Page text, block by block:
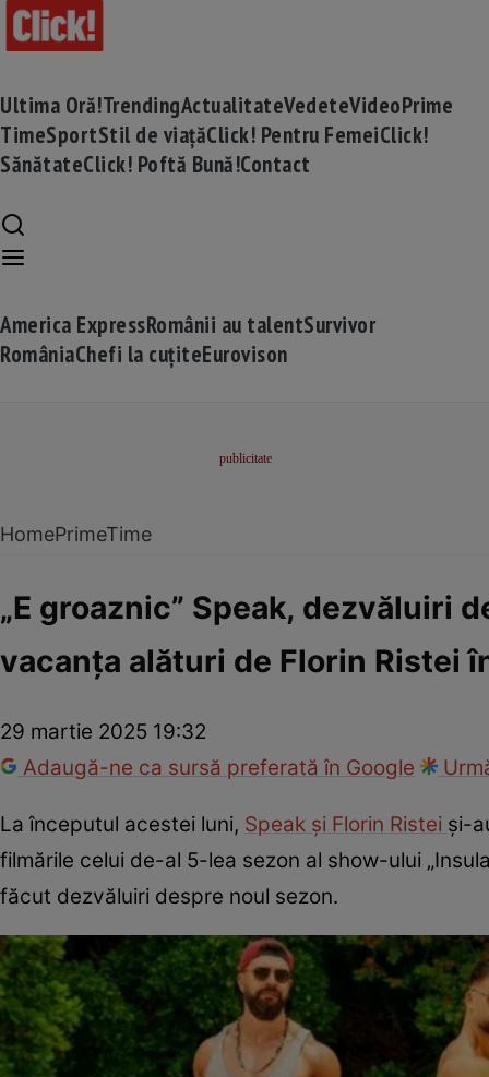
Ultima Oră!TrendingActualitateVedeteVideoPrime
TimeSportStil de viațăClick! Pentru FemeiClick!
SănătateClick! Poftă Bună!Contact
America ExpressRomânii au talentSurvivor
RomâniaChefi la cuțiteEurovison
HomePrimeTime
„E groaznic” Speak, dezvăluiri
vacanța alături de Florin Ristei
29 martie 2025 19:32
Adaugă-ne ca sursă preferată în Google
La începutul acestei luni, Speak și Florin Ristei și-
filmările celui de-al 5-lea sezon al show-ului
făcut dezvăluiri despre noul sezon.